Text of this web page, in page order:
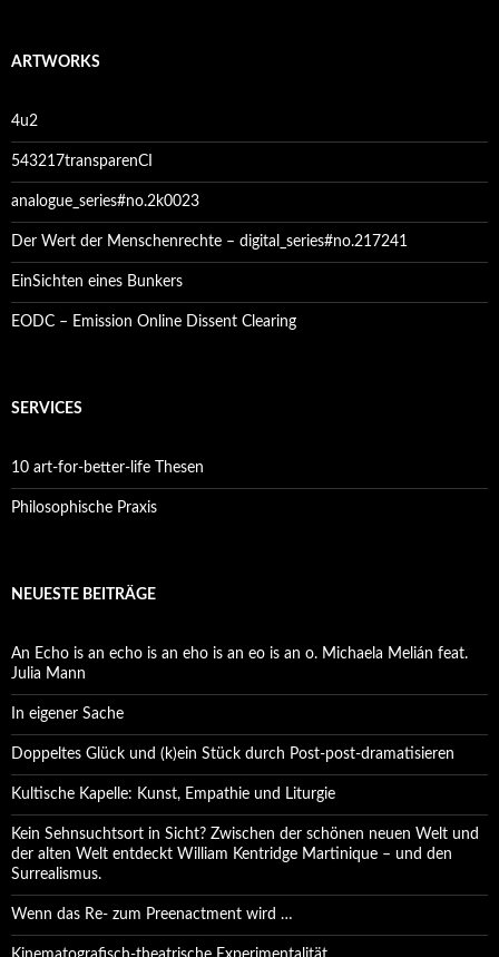
ARTWORKS
4u2
543217transparenCI
analogue_series#no.2k0023
Der Wert der Menschenrechte – digital_series#no.217241
EinSichten eines Bunkers
EODC – Emission Online Dissent Clearing
SERVICES
10 art-for-better-life Thesen
Philosophische Praxis
NEUESTE BEITRÄGE
An Echo is an echo is an eho is an eo is an o. Michaela Melián feat.
Julia Mann
In eigener Sache
Doppeltes Glück und (k)ein Stück durch Post-post-dramatisieren
Kultische Kapelle: Kunst, Empathie und Liturgie
Kein Sehnsuchtsort in Sicht? Zwischen der schönen neuen Welt und
der alten Welt entdeckt William Kentridge Martinique – und den
Surrealismus.
Wenn das Re- zum Preenactment wird …